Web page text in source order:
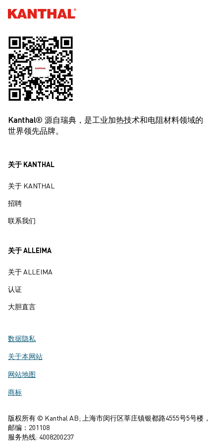
Kanthal®
Kanthal® 源自瑞典，是工业加热技术和电阻材料领域的
世界领先品牌。
关于 KANTHAL
关于 KANTHAL
招聘
联系我们
关于 ALLEIMA
关于 ALLEIMA
认证
大胆直言
数据隐私
关于本网站
网站地图
商标
版权所有 © Kanthal AB; 上海市闵行区莘庄镇银都路4555号5号楼，
邮编：201108
服务热线: 4008200237